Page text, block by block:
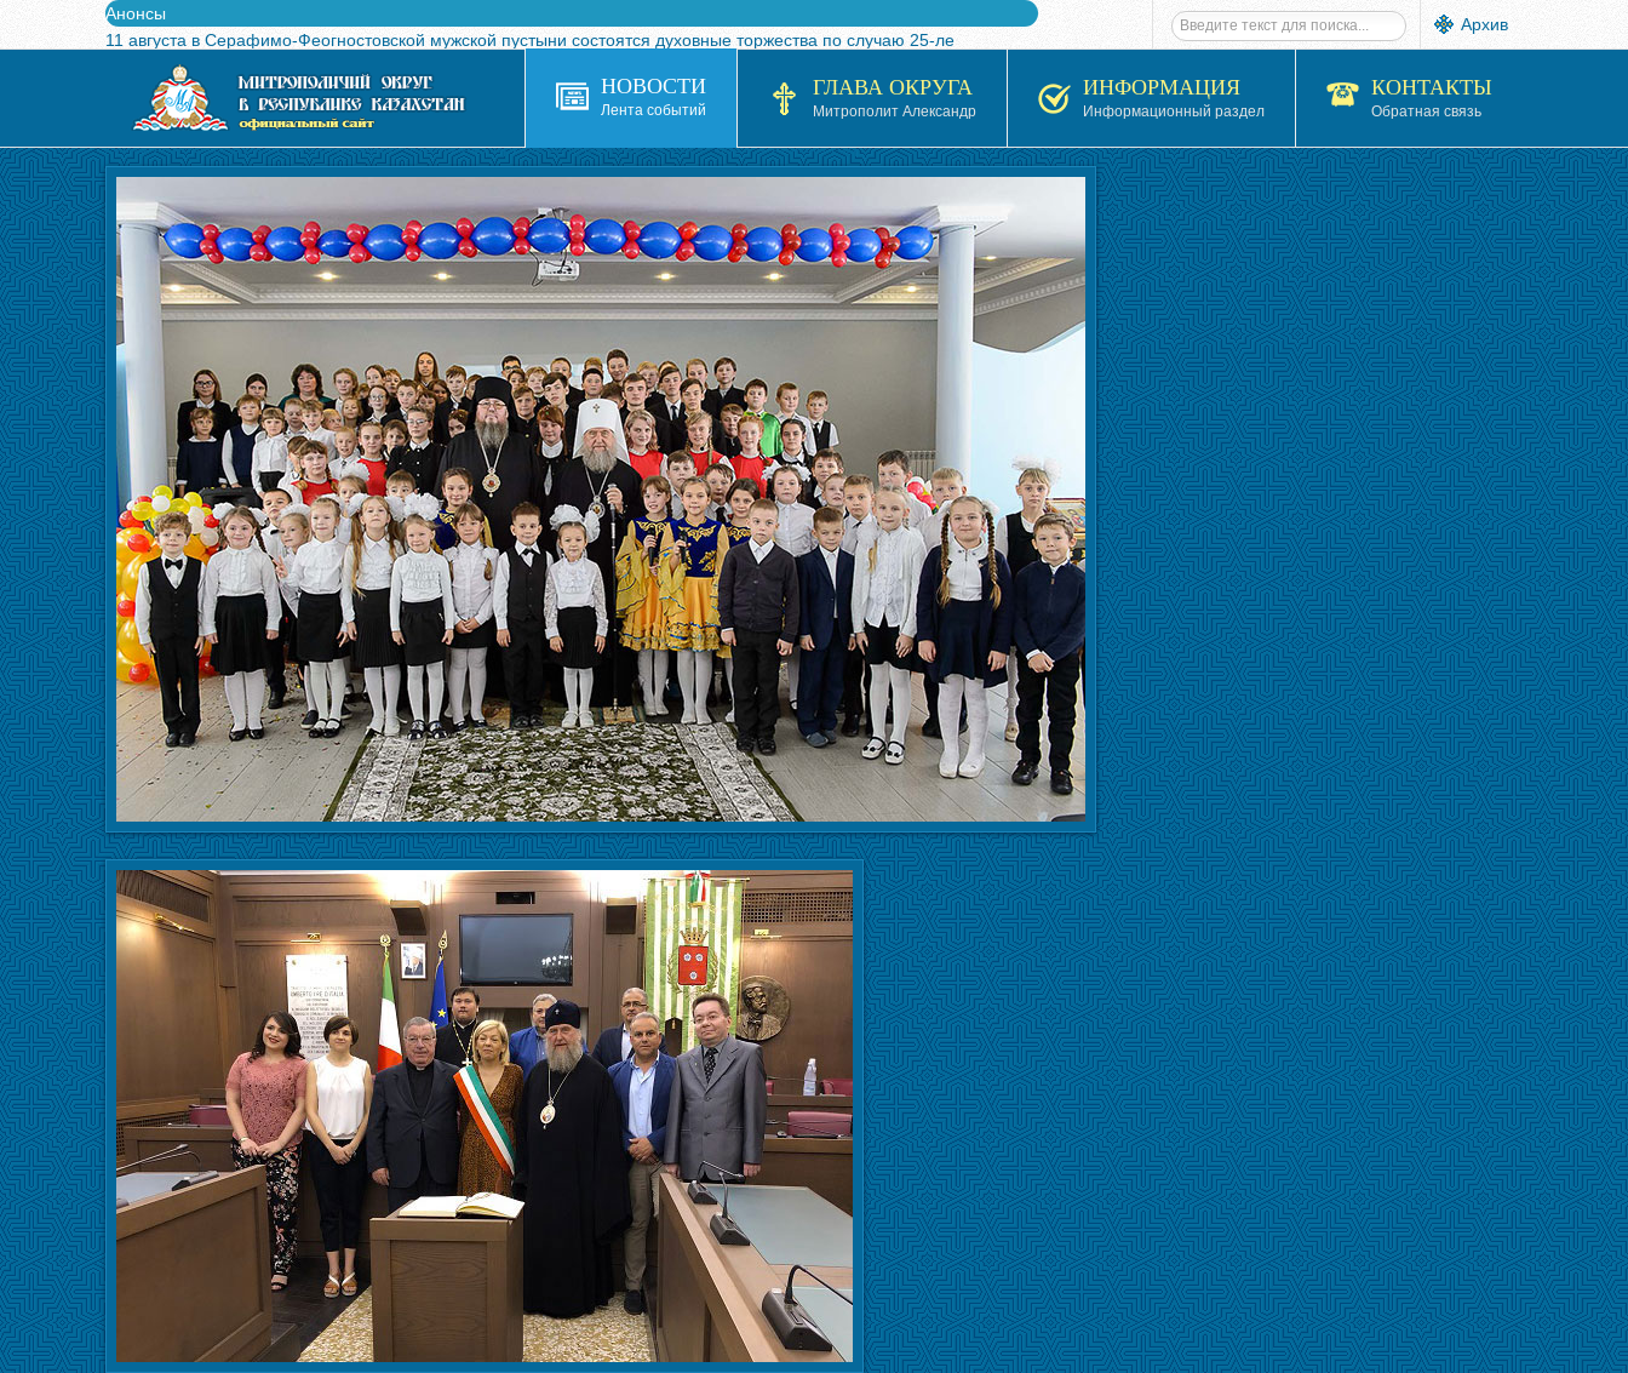
Анонсы
11 августа в Серафимо-Феогностовской мужской пустыни состоятся духовные торжества по случаю 25-ле
Выпущен в свет буклет о проведении Международного турнира по волейболу, посвященного 25-летию обр
Вышел в свет новый номер журнала «Свет Православия в Казахстане»
Вышла в свет монография «Управляющие Алма-Атинской епархией Русской Православной Церкви в 1927–19
Алма-Атинская духовная семинария объявляет прием документов на 2026-2027 учебный год
Архив
НОВОСТИ
Лента событий
ГЛАВА ОКРУГА
Митрополит Александр
ИНФОРМАЦИЯ
Информационный раздел
КОНТАКТЫ
Обратная связь